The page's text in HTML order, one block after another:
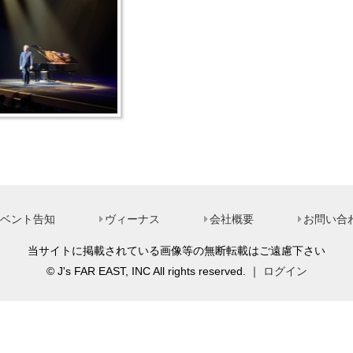
ント告知 ヴィーナス 会社概要 お問い合
当サイトに掲載されている画像等の無断転載はご遠慮下さい
© J's FAR EAST, INC All rights reserved. ｜
ログイン